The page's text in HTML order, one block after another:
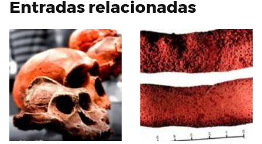
Entradas relacionadas